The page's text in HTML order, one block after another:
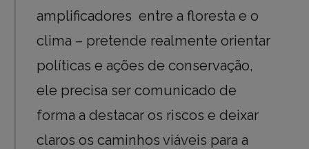
amplificadores entre a floresta e o
clima – pretende realmente orientar
políticas e ações de conservação,
ele precisa ser comunicado de
forma a destacar os riscos e deixar
claros os caminhos viáveis para a